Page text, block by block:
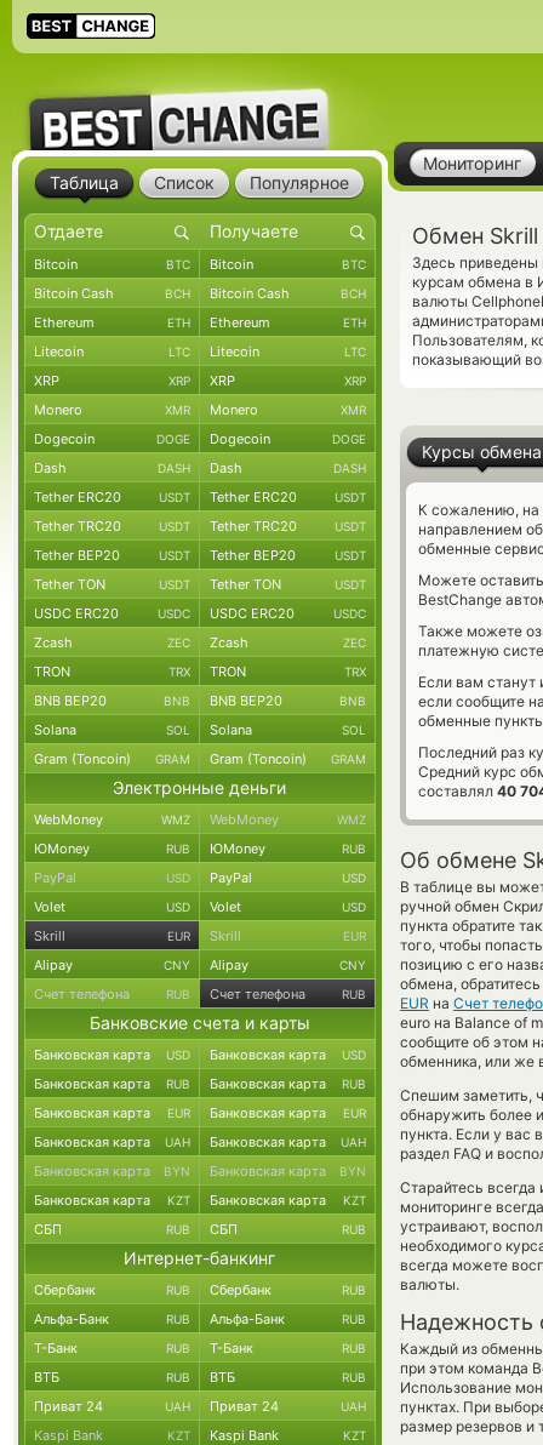
Мониторинг
Обмен Skrill
Здесь приведены
курсам обмена в
валюты
Пользователям,
показывающий
Курсы обмена
К сожалению, на
направлением
обменные
Можете
BestChange
Также можете
платежную
Если вам
если сообщите
обменные
Последний раз
Средний курс
составлял 40
Об обмене
В таблице вы
ручной обмен
пункта обратите
того, чтобы
позицию с его
обмена,
EUR на Счет
euro на Balance of
сообщите об этом
обменника, или же
Спешим заметить,
обнаружить более
пункта. Если у вас
раздел FAQ и
Старайтесь всегда
мониторинге
устраивают,
необходимого
всегда можете
валюты.
Надежность
Каждый из
при этом команда
Использование
пунктах. При
размер резервов и
Таблица Список Популярное
Bitcoin BTC Bitcoin BTC
Bitcoin Cash BCH Bitcoin Cash BCH
Ethereum ETH Ethereum ETH
Litecoin LTC Litecoin LTC
XRP XRP XRP XRP
Monero XMR Monero XMR
Dogecoin DOGE Dogecoin DOGE
Dash DASH Dash DASH
Tether ERC20 USDT Tether ERC20 USDT
Tether TRC20 USDT Tether TRC20 USDT
Tether BEP20 USDT Tether BEP20 USDT
Tether TON USDT Tether TON USDT
USDC ERC20 USDC USDC ERC20 USDC
Zcash ZEC Zcash ZEC
TRON TRX TRON TRX
BNB BEP20 BNB BNB BEP20 BNB
Solana SOL Solana SOL
Gram (Toncoin) GRAM Gram (Toncoin) GRAM
Электронные деньги
WebMoney WMZ WebMoney WMZ
ЮMoney RUB ЮMoney RUB
PayPal USD PayPal USD
Volet USD Volet USD
Skrill EUR Skrill EUR
Alipay CNY Alipay CNY
Счет телефона RUB Счет телефона RUB
Банковские счета и карты
Банковская карта USD Банковская карта USD
Банковская карта RUB Банковская карта RUB
Банковская карта EUR Банковская карта EUR
Банковская карта UAH Банковская карта UAH
Банковская карта BYN Банковская карта BYN
Банковская карта KZT Банковская карта KZT
СБП RUB СБП RUB
Интернет-банкинг
Сбербанк RUB Сбербанк RUB
Альфа-Банк RUB Альфа-Банк RUB
Т-Банк RUB Т-Банк RUB
ВТБ RUB ВТБ RUB
Приват 24 UAH Приват 24 UAH
Kaspi Bank KZT Kaspi Bank KZT